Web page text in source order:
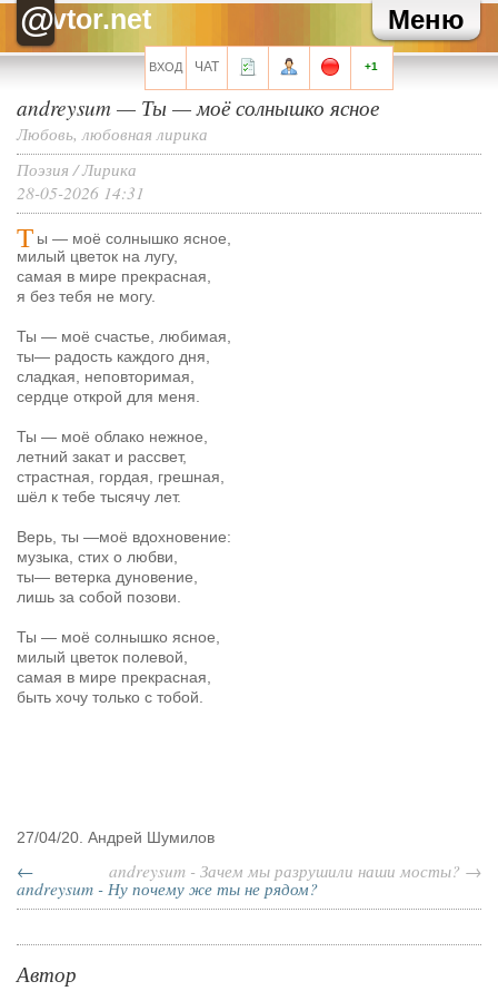
Меню
@vtor.net
Зайка
Как там твоя карьера?
Зайка
Хаммер, привет!
Хелла Черноушева
И трехведерная клизма для профилактики
Художнику тоже иногда нужен окулист...
Все сообщения мини-чата
Регистрация
Забыли свой пароль?
Перейти на полную версию
ВХОД ЧАТ +1
andreysum— Ты —моё солнышко ясное
Любовь, любовная лирика
Поэзия /Лирика
28-05-2026 14:31
Т ы — моё солнышко ясное,
милый цветок на лугу,
самая в мире прекрасная,
я без тебя не могу.
Ты — моё счастье, любимая,
ты— радость каждого дня,
сладкая, неповторимая,
сердце открой для меня.
Ты — моё облако нежное,
летний закат и рассвет,
страстная, гордая, грешная,
шёл к тебе тысячу лет.
Верь, ты —моё вдохновение:
музыка, стих о любви,
ты— ветерка дуновение,
лишь за собой позови.
Ты — моё солнышко ясное,
милый цветок полевой,
самая в мире прекрасная,
быть хочу только с тобой.
27/04/20. Андрей Шумилов
andreysum - Зачем мы разрушили наши мосты? →
←
andreysum - Ну почему же ты не рядом?
Автор